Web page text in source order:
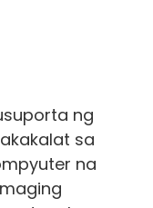
ng
sa
na